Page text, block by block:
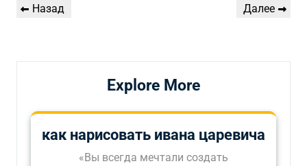
по
Предыдущая
Назад
Следующая
Далее
Explore More
как нарисовать ивана царевича
«Вы всегда мечтали создать